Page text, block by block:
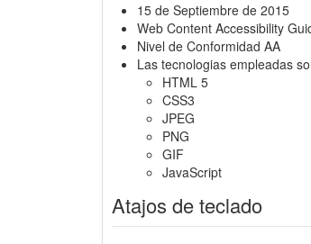
15 de Septiembre de 2015
Web Content Accessibility
Nivel de Conformidad AA
Las tecnologias empleadas
HTML 5
CSS3
JPEG
PNG
GIF
JavaScript
Atajos de teclado